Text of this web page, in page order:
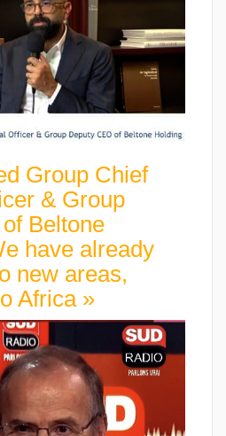
Group Chief
& Group
Beltone
have already
new areas,
Africa »